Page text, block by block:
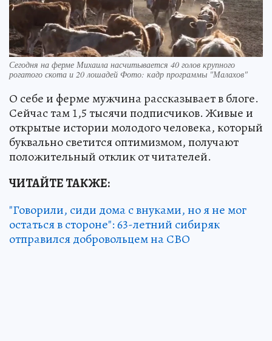
Сегодня на ферме Михаила насчитывается 40 голов крупного
рогатого скота и 20 лошадей Фото: кадр программы "Малахов"
О себе и ферме мужчина рассказывает в блоге.
Сейчас там 1,5 тысячи подписчиков. Живые и
открытые истории молодого человека, который
буквально светится оптимизмом, получают
положительный отклик от читателей.
ЧИТАЙТЕ ТАКЖЕ:
"Говорили, сиди дома с внуками, но я не мог
остаться в стороне": 63-летний сибиряк
отправился добровольцем на СВО